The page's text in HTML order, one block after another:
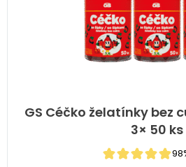
GS Céčko želatínky bez
3× 50 ks